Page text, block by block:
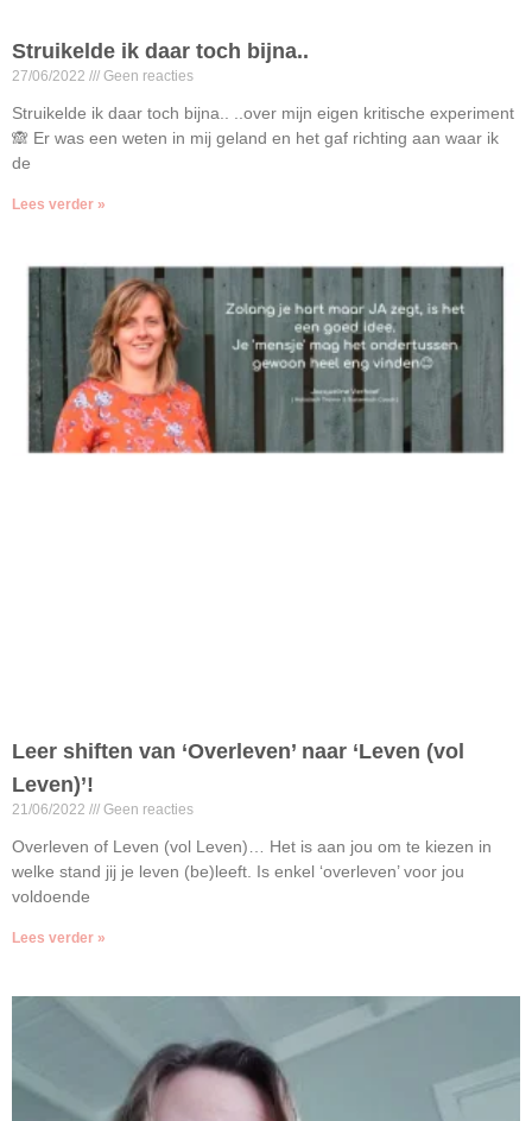
Struikelde ik daar toch bijna..
27/06/2022 Geen reacties
Struikelde ik daar toch bijna.. ..over mijn eigen kritische experiment
🙈 Er was een weten in mij geland en het gaf richting aan waar ik
de
Lees verder »
Leer shiften van ‘Overleven’ naar ‘Leven (vol
Leven)’!
21/06/2022 Geen reacties
Overleven of Leven (vol Leven)… Het is aan jou om te kiezen in
welke stand jij je leven (be)leeft. Is enkel ‘overleven’ voor jou
voldoende
Lees verder »